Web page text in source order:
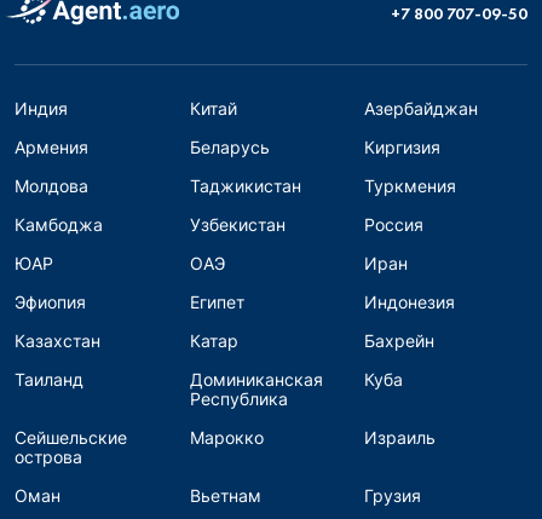
+7 800 707-09-50
Индия Китай
Азербайджан
Армения
Беларусь
Киргизия
Молдова
Таджикистан
Туркмения
Камбоджа
Узбекистан
Россия
ЮАР
ОАЭ
Иран
Эфиопия
Египет
Индонезия
Казахстан
Катар
Бахрейн
Таиланд
Доминиканская
Республика
Куба
Сейшельские
острова
Марокко Израиль
Оман Вьетнам
Грузия